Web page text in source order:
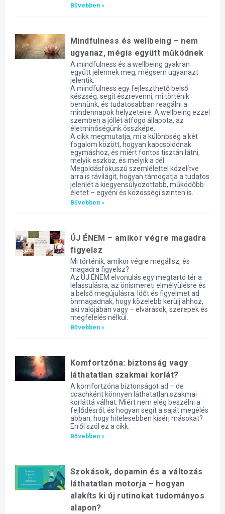
Bővebben »
Mindfulness és wellbeing – nem
ugyanaz, mégis együtt működnek
A mindfulness és a wellbeing gyakran
együtt jelennek meg, mégsem ugyanazt
jelentik.
A mindfulness egy fejleszthető belső
készség: segít észrevenni, mi történik
bennünk, és tudatosabban reagálni a
mindennapok helyzeteire. A wellbeing ezzel
szemben a jóllét átfogó állapota, az
életminőségünk összképe.
A cikk megmutatja, mi a különbség a két
fogalom között, hogyan kapcsolódnak
egymáshoz, és miért fontos tisztán látni,
melyik eszköz, és melyik a cél.
Megoldásfókuszú szemlélettel közelítve
arra is rávilágít, hogyan támogatja a tudatos
jelenlét a kiegyensúlyozottabb, működőbb
életet – egyéni és közösségi szinten is.
Bővebben »
ÚJ ÉNEM – amikor végre magadra
figyelsz
Mi történik, amikor végre megállsz, és
magadra figyelsz?
Az ÚJ ÉNEM elvonulás egy megtartó tér a
lelassulásra, az önismereti elmélyülésre és
a belső megújulásra. Időt és figyelmet ad
önmagadnak, hogy közelebb kerülj ahhoz,
aki valójában vagy – elvárások, szerepek és
megfelelés nélkül.
Bővebben »
Komfortzóna: biztonság vagy
láthatatlan szakmai korlát?
A komfortzóna biztonságot ad – de
coachként könnyen láthatatlan szakmai
korláttá válhat. Miért nem elég beszélni a
fejlődésről, és hogyan segít a saját megélés
abban, hogy hitelesebben kísérj másokat?
Erről szól ez a cikk.
Bővebben »
Szokások, dopamin és a változás
láthatatlan motorja – hogyan
alakíts ki új rutinokat tudományos
alapon?